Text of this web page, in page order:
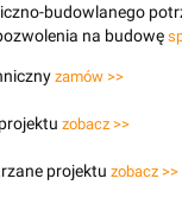
budowlanego
na budowę
zamów >>
zobacz >>
projektu zobacz >>